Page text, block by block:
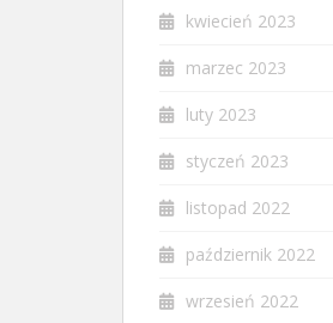
kwiecień 2023
marzec 2023
luty 2023
styczeń 2023
listopad 2022
październik 2022
wrzesień 2022